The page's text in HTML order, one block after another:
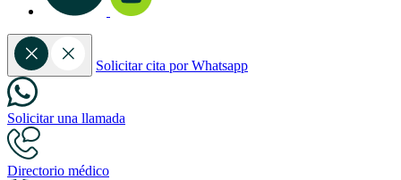
Solicitar cita por Whatsapp
Solicitar una llamada
Directorio médico